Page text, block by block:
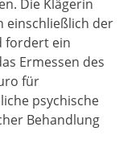
Die Klägerin
einschließlich der
fordert ein
Ermessen des
für
psychische
Behandlung